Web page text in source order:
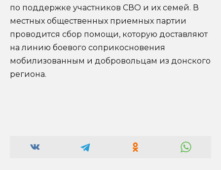
по поддержке участников СВО и их семей. В
местных общественных приемных партии
проводится сбор помощи, которую доставляют
на линию боевого соприкосновения
мобилизованным и добровольцам из донского
региона.